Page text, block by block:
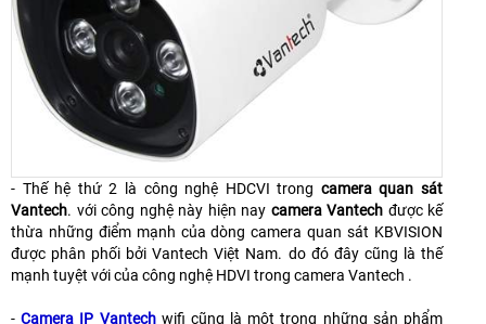
- Thế hệ thứ 2 là công nghệ HDCVI trong camera quan sát
Vantech. với công nghệ này hiện nay camera Vantech được kế
thừa những điểm mạnh của dòng camera quan sát KBVISION
được phân phối bởi Vantech Việt Nam. do đó đây cũng là thế
mạnh tuyệt với của công nghệ HDVI trong camera Vantech .
-Camera IP Vantechwifi cũng là một trong những sản phẩm